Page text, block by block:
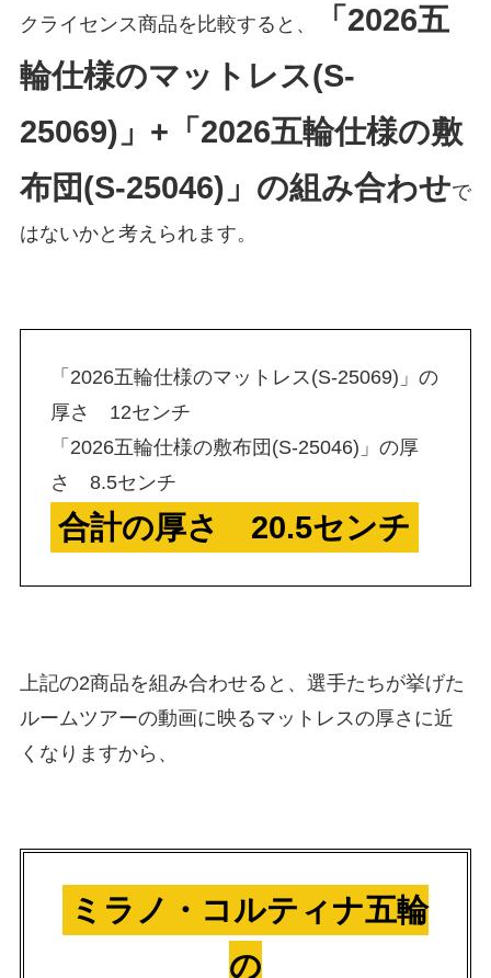
クライセンス商品を比較すると、
「2026五
輪仕様のマットレス(S-
25069)」+「2026五輪仕様の敷
布団(S-25046)」の組み合わせで
はないかと考えられます。
「2026五輪仕様のマットレス(S-25069)」の
厚さ 12センチ
「2026五輪仕様の敷布団(S-25046)」の厚
さ 8.5センチ
合計の厚さ 20.5センチ
上記の2商品を組み合わせると、選手たちが挙げた
ルームツアーの動画に映るマットレスの厚さに近
くなりますから、
ミラノ・コルティナ五輪
の